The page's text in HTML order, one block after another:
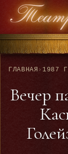
ГЛАВНАЯ › 1987
Вечер